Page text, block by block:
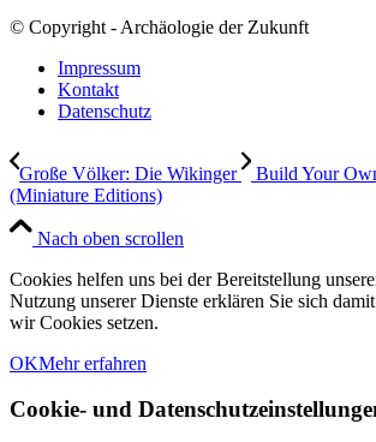
© Copyright - Archäologie der Zukunft
Impressum
Kontakt
Datenschutz
Große Völker: Die Wikinger
Build Your
(Miniature Editions)
Nach oben scrollen
Cookies helfen uns bei der Bereitstellung
Nutzung unserer Dienste erklären Sie sich
wir Cookies setzen.
OKMehr erfahren
Cookie- und